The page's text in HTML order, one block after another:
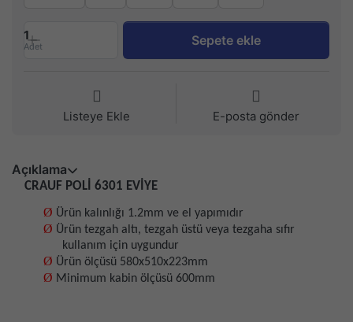
1
Adet Sepete ekle
Listeye Ekle E-posta gönder
Açıklama
CRAUF POLİ 6301 EVİYE
Ø Ürün kalınlığı 1.2mm ve el yapımıdır
Ø Ürün tezgah altı, tezgah üstü veya tezgaha sıfır
kullanım için uygundur
Ø Ürün ölçüsü 580x510x223mm
Ø Minimum kabin ölçüsü 600mm